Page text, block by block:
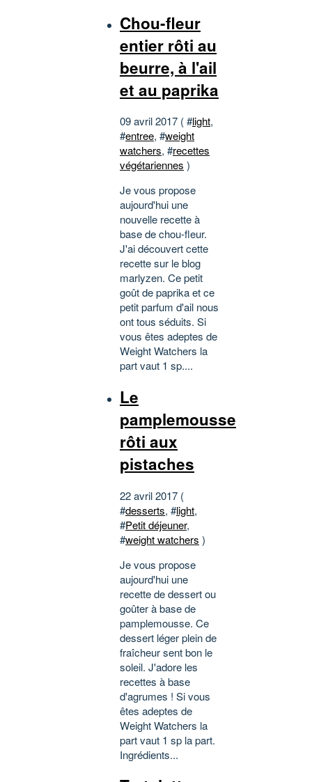
Chou-fleur
entier rôti au
beurre, à l'ail
et au paprika
09 avril 2017 ( #light,
#entree, #weight
watchers, #recettes
végétariennes )
Je vous propose
aujourd'hui une
nouvelle recette à
base de chou-fleur.
J'ai découvert cette
recette sur le blog
marlyzen. Ce petit
goût de paprika et ce
petit parfum d'ail nous
ont tous séduits. Si
vous êtes adeptes de
Weight Watchers la
part vaut 1 sp....
Le
pamplemousse
rôti aux
pistaches
22 avril 2017 (
#desserts, #light,
#Petit déjeuner,
#weight watchers )
Je vous propose
aujourd'hui une
recette de dessert ou
goûter à base de
pamplemousse. Ce
dessert léger plein de
fraîcheur sent bon le
soleil. J'adore les
recettes à base
d'agrumes ! Si vous
êtes adeptes de
Weight Watchers la
part vaut 1 sp la part.
Ingrédients...